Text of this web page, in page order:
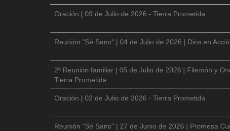
Oración | 09 de Julio de 2026 - Tierra Prometida
Reunión "Sé Sano" | 04 de Julio de 2026 | Dios en
2ª Reunión familiar | 05 de Julio de 2026 | Filemón y
Tierra Prometida
Oración | 02 de Julio de 2026 - Tierra Prometida
Reunión "Sé Sano" | 27 de Junio de 2026 | Promesa